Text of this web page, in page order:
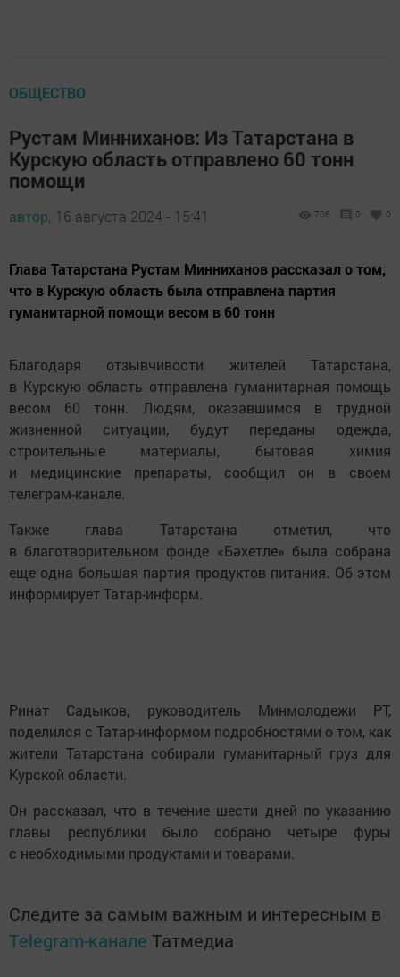
ОБЩЕСТВО
Рустам Минниханов: Из Татарстана в
Курскую область отправлено 60 тонн
помощи
автор, 16 августа 2024 - 15:41 706 0 0
Глава Татарстана Рустам Минниханов рассказал о том,
что в Курскую область была отправлена партия
гуманитарной помощи весом в 60 тонн
Благодаря отзывчивости жителей Татарстана,
в Курскую область отправлена гуманитарная помощь
весом 60 тонн. Людям, оказавшимся в трудной
жизненной ситуации, будут переданы одежда,
строительные материалы, бытовая химия
и медицинские препараты, сообщил он в своем
телеграм-канале.
Также глава Татарстана отметил, что
в благотворительном фонде «Бәхетле» была собрана
еще одна большая партия продуктов питания. Об этом
информирует Татар-информ.
Ринат Садыков, руководитель Минмолодежи РТ,
поделился с Татар-информом подробностями о том, как
жители Татарстана собирали гуманитарный груз для
Курской области.
Он рассказал, что в течение шести дней по указанию
главы республики было собрано четыре фуры
с необходимыми продуктами и товарами.
Следите за самым важным и интересным в
Telegram-канале Татмедиа